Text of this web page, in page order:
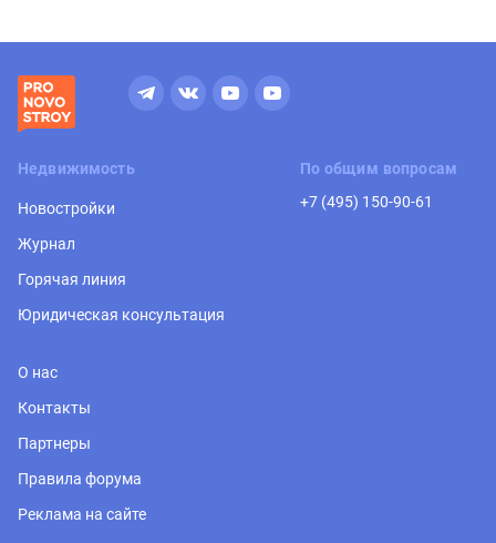
Недвижимость
Новостройки
Журнал
Горячая линия
Юридическая консультация
По общим вопросам
+7 (495) 150-90-61
О нас
Контакты
Партнеры
Правила форума
Реклама на сайте